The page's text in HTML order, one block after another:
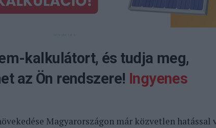
kalkulátort, és tudja meg,
az Ön rendszere! Ingyenes
Magyarországon már közvetlen hatással